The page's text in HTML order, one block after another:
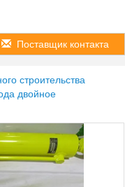
Поставщик контакта
строительства
двойное